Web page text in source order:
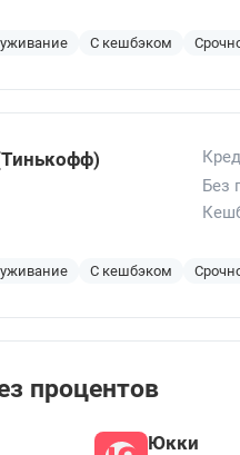
С кешбэком
Без
С кешбэком
процентов
Юкки